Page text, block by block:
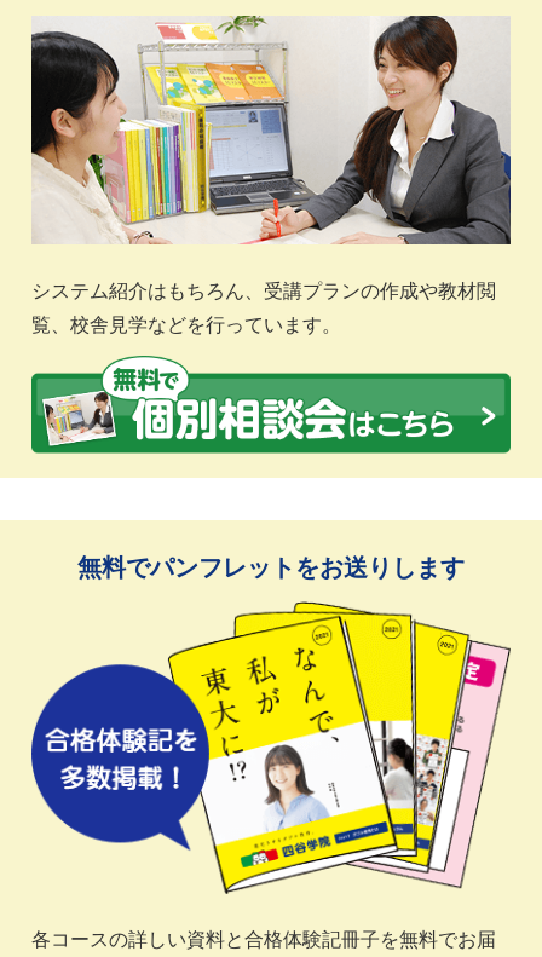
システム紹介はもちろん、受講プランの作成や教材閲
覧、校舎見学などを行っています。
無料でパンフレットをお送りします
各コースの詳しい資料と合格体験記冊子を無料でお届